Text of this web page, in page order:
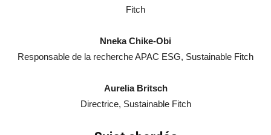
Fitch
Nneka Chike-Obi
Responsable de la recherche APAC ESG, Sustainable Fitch
Aurelia Britsch
Directrice, Sustainable Fitch